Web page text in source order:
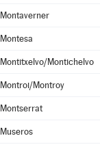
Montaverner
Montesa
Montitxelvo/Montichelvo
Montroi/Montroy
Montserrat
Museros